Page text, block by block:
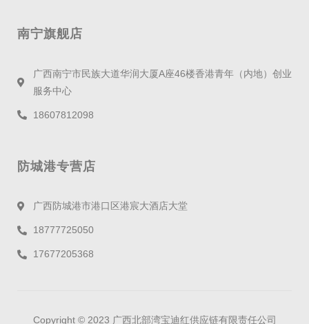
南宁旗舰店
广西南宁市民族大道华润大厦A座46楼香港青年（内地）创业
服务中心
18607812098
防城港专营店
广西防城港市港口区港宸大酒店大堂
18777725050
17677205368
Copyright © 2023 广西北部湾宝迪红供应链有限责任公司